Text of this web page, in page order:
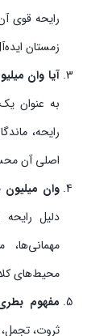
رایحه قوی
زمستان
آیا وان
به عنوان
رایحه،
اصلی آن
وان
دلیل
محیط‌های
مفهوم
ثروت،